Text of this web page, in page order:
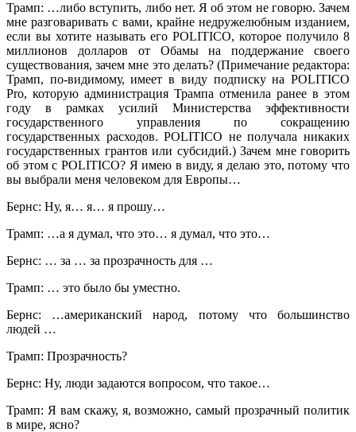
Трамп: …либо вступить, либо нет. Я об этом не говорю. Зачем
мне разговаривать с вами, крайне недружелюбным изданием,
если вы хотите называть его POLITICO, которое получило 8
миллионов долларов от Обамы на поддержание своего
существования, зачем мне это делать? (Примечание редактора:
Трамп, по-видимому, имеет в виду подписку на POLITICO
Pro, которую администрация Трампа отменила ранее в этом
году в рамках усилий Министерства эффективности
государственного управления по сокращению
государственных расходов. POLITICO не получала никаких
государственных грантов или субсидий.) Зачем мне говорить
об этом с POLITICO? Я имею в виду, я делаю это, потому что
вы выбрали меня человеком для Европы…
Бернс: Ну, я… я… я прошу…
Трамп: …а я думал, что это… я думал, что это…
Бернс: … за … за прозрачность для …
Трамп: … это было бы уместно.
Бернс: …американский народ, потому что большинство
людей …
Трамп: Прозрачность?
Бернс: Ну, люди задаются вопросом, что такое…
Трамп: Я вам скажу, я, возможно, самый прозрачный политик
в мире, ясно?